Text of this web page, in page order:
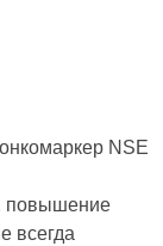
NSE
повышение
всегда